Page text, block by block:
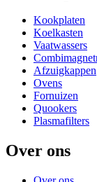
Kookplaten
Koelkasten
Vaatwassers
Afzuigkappen
Ovens
Fornuizen
Quookers
Plasmafilters
Over ons